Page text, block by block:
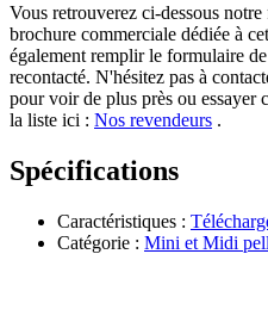
Vous retrouverez ci-dessous
brochure commerciale dédiée à
également remplir le formulaire
recontacté. N'hésitez pas à
pour voir de plus près ou essayer
la liste ici : Nos revendeurs .
Spécifications
Caractéristiques :
Catégorie : Mini et Midi